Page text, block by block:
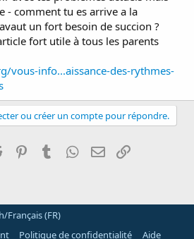
- comment tu es arrive a la
un fort besoin de succion ?
fort utile à tous les parents
vous-info...aissance-des-rythmes-
ou créer un compte pour répondre.
Reddit PinterestTumblr WhatsApp
E-mail
Français (FR)
Politique de confidentialité Aide